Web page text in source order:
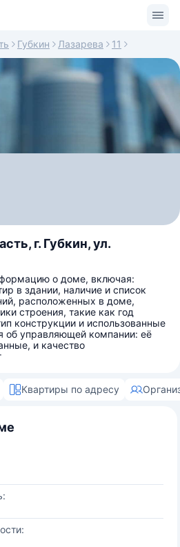
Губкин Лазарева 11
г. Губкин, ул.
о доме, включая:
в здании, наличие и список
расположенных в доме,
строения, такие как год
конструкции и использованные
об управляющей компании: её
и качество
Квартиры по адресу